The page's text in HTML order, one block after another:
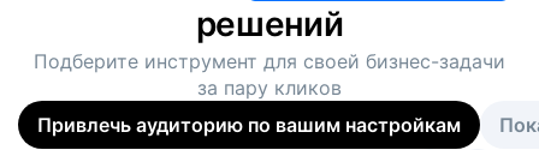
решений
Подберите инструмент для своей бизнес-задачи
за пару кликов
Привлечь аудиторию по вашим настройкам